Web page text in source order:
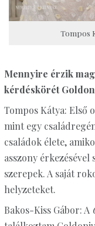
Tompos
Mennyire érzik
kérdéskörét
Tompos Kátya: Első
mint egy
családok élete,
asszony
szerepek. A saját
helyzeteket.
Bakos-Kiss Gábor: A